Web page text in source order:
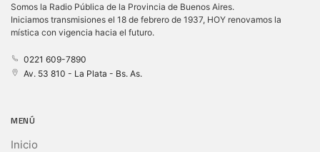
Somos la Radio Pública de la Provincia de Buenos Aires.
Iniciamos transmisiones el 18 de febrero de 1937, HOY renovamos la
mística con vigencia hacia el futuro.
0221 609-7890
Av. 53 810 - La Plata - Bs. As.
MENÚ
Inicio